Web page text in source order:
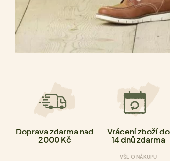
Doprava zdarma nad
2000 Kč
Vrácení zboží do
14 dnů zdarma
VŠE O NÁKUPU